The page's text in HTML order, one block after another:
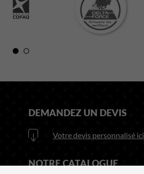
DEMANDEZ UN DEVIS
Votre devis personnalisé ici
NOTRE CATALOGUE